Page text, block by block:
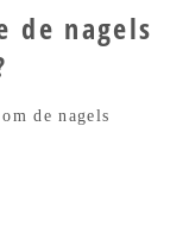
de nagels
de nagels